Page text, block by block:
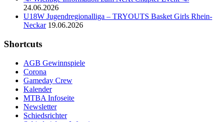
24.06.2026
U18W Jugendregionalliga – TRYOUTS Basket Girls Rhein-
Neckar 19.06.2026
Shortcuts
AGB Gewinnspiele
Corona
Gameday Crew
Kalender
MTBA Infoseite
Newsletter
Schiedsrichter